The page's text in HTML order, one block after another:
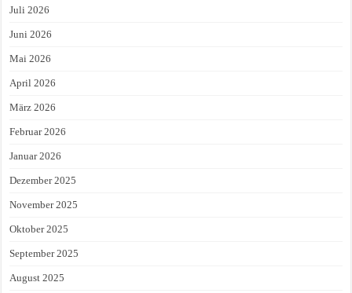
Juli 2026
Juni 2026
Mai 2026
April 2026
März 2026
Februar 2026
Januar 2026
Dezember 2025
November 2025
Oktober 2025
September 2025
August 2025